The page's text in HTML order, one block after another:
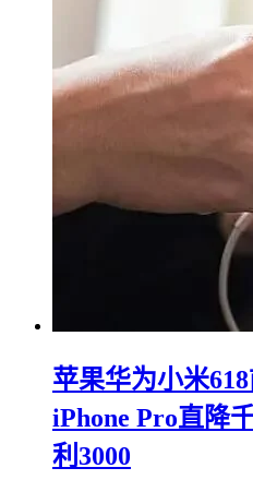
苹果华为小米
iPhone Pro直降
利3000